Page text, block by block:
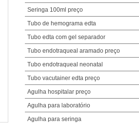
Seringa 100ml preço
Tubo de hemograma edta
Tubo edta com gel separador
Tubo endotraqueal aramado preço
Tubo endotraqueal neonatal
Tubo vacutainer edta preço
Agulha hospitalar preço
Agulha para laboratório
Agulha para seringa